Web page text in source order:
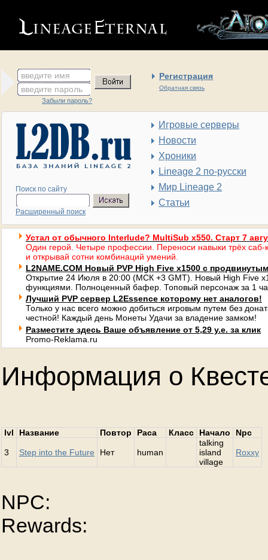
введите имя Регистрация
Обратная связь
введите пароль
Забыли пароль?
Поиск по сайту
Расширенный поиск
Игровые серверы
Новости
Хроники
Lineage 2 по-русски
Мир Lineage 2
Статьи
Устал от обычного Interlude? MultiSub x550. Старт 7
Один герой. Четыре профессии. Переноси навыки трёх саб-
и открывай сотни комбинаций умений.
L2NAME.COM Новый PVP High Five x1500 с
Открытие 24 Июля в 20:00 (МСК +3 GMT). Новый High Five
функциями. Полноценный бафер. Топовый персонаж за 1
Лучший PVP сервер L2Essence которому нет аналогов!
Только у нас всего можно добиться игровым путем без
честной! Каждый день Монеты Удачи за владение замком!
Разместите здесь Ваше объявление от 5,29 у.е. за клик
Promo-Reklama.ru
Информация о
lvl Название Повтор Раса Класс Начало Npc
3 Step into the Future Нет human
talking
island
village
Roxxy
NPC:
Rewards: